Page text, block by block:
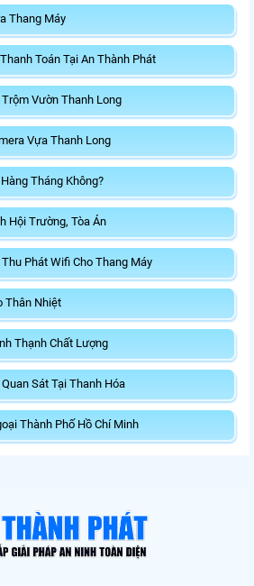
Thang Máy
Toán Tại An Thành Phát
Vườn Thanh Long
Vựa Thanh Long
Tháng Không?
Hội Trường, Tòa Án
Phát Wifi Cho Thang Máy
Thân Nhiệt
Thạnh Chất Lượng
Sát Tại Thanh Hóa
Thành Phố Hồ Chí Minh